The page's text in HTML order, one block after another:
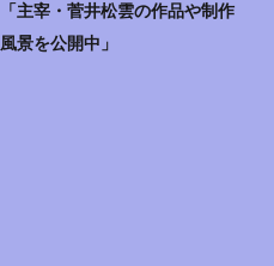
「主宰・菅井松雲の作品や制作
風景を公開中」